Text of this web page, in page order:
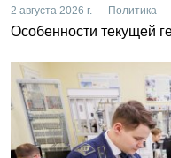
2 августа 2026 г. — Политика
Особенности текущей